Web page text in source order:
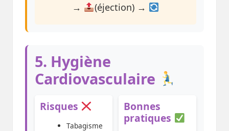
→
(éjection) →
5. Hygiène
Cardiovasculaire
Risques
Tabagisme
Bonnes
pratiques